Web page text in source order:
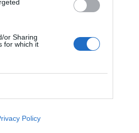
or Sharing
for which it
Policy
się one wulgarnie